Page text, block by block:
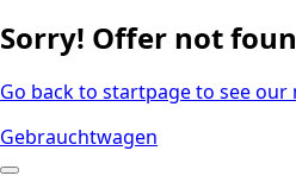
Sorry! Offer not
Go back to startpage to see our
Gebrauchtwagen